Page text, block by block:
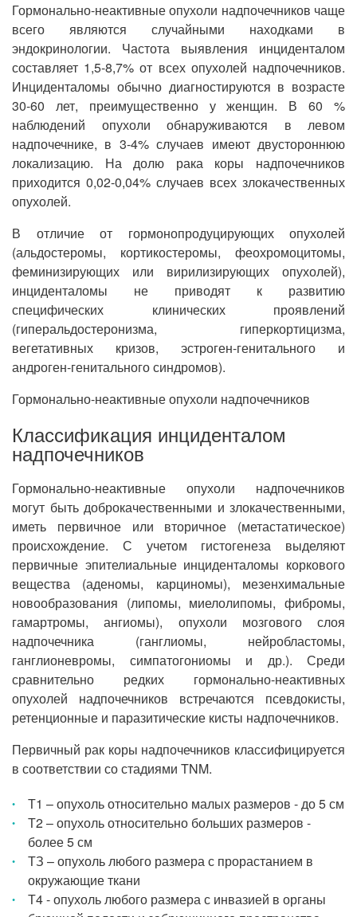
Гормонально-неактивные опухоли надпочечников чаще
всего являются случайными находками в
эндокринологии. Частота выявления инциденталом
составляет 1,5-8,7% от всех опухолей надпочечников.
Инциденталомы обычно диагностируются в возрасте
30-60 лет, преимущественно у женщин. В 60 %
наблюдений опухоли обнаруживаются в левом
надпочечнике, в 3-4% случаев имеют двустороннюю
локализацию. На долю рака коры надпочечников
приходится 0,02-0,04% случаев всех злокачественных
опухолей.
В отличие от гормонопродуцирующих опухолей
(альдостеромы, кортикостеромы, феохромоцитомы,
феминизирующих или вирилизирующих опухолей),
инциденталомы не приводят к развитию
специфических клинических проявлений
(гиперальдостеронизма, гиперкортицизма,
вегетативных кризов, эстроген-генитального и
андроген-генитального синдромов).
Гормонально-неактивные опухоли надпочечников
Классификация инциденталом
надпочечников
Гормонально-неактивные опухоли надпочечников
могут быть доброкачественными и злокачественными,
иметь первичное или вторичное (метастатическое)
происхождение. С учетом гистогенеза выделяют
первичные эпителиальные инциденталомы коркового
вещества (аденомы, карциномы), мезенхимальные
новообразования (липомы, миелолипомы, фибромы,
гамартромы, ангиомы), опухоли мозгового слоя
надпочечника (ганглиомы, нейробластомы,
ганглионевромы, симпатогониомы и др.). Среди
сравнительно редких гормонально-неактивных
опухолей надпочечников встречаются псевдокисты,
ретенционные и паразитические кисты надпочечников.
Первичный рак коры надпочечников классифицируется
в соответствии со стадиями TNM.
Т1 – опухоль относительно малых размеров - до 5 см
Т2 – опухоль относительно больших размеров -
более 5 см
ТЗ – опухоль любого размера с прорастанием в
окружающие ткани
Т4 - опухоль любого размера с инвазией в органы